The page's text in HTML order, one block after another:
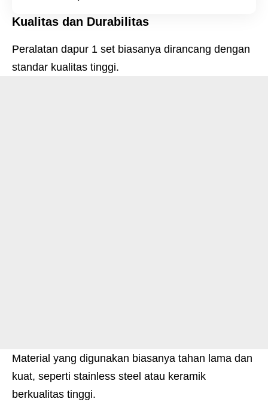
Kualitas dan Durabilitas
Peralatan dapur 1 set biasanya dirancang dengan
standar kualitas tinggi.
Material yang digunakan biasanya tahan lama dan
kuat, seperti stainless steel atau keramik
berkualitas tinggi.